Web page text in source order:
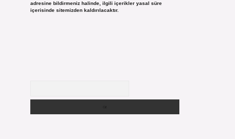
adresine bildirmeniz halinde, ilgili içerikler yasal süre
içerisinde sitemizden kaldırılacaktır.